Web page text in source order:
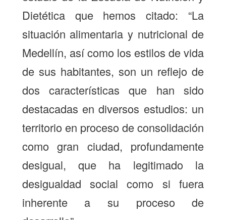
Dietética que hemos citado: “La
situación alimentaria y nutricional de
Medellín, así como los estilos de vida
de sus habitantes, son un reflejo de
dos características que han sido
destacadas en diversos estudios: un
territorio en proceso de consolidación
como gran ciudad, profundamente
desigual, que ha legitimado la
desigualdad social como si fuera
inherente a su proceso de